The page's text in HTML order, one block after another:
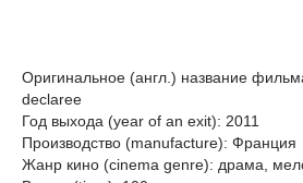
Оригинальное (англ.) название
declaree
Год выхода (year of an exit): 2011
Производство (manufacture): Франция
Жанр кино (cinema genre): драма,